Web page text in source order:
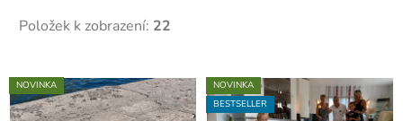
Položek k zobrazení: 22
V
ý
NOVINKA
NOVINKA
BESTSELLER